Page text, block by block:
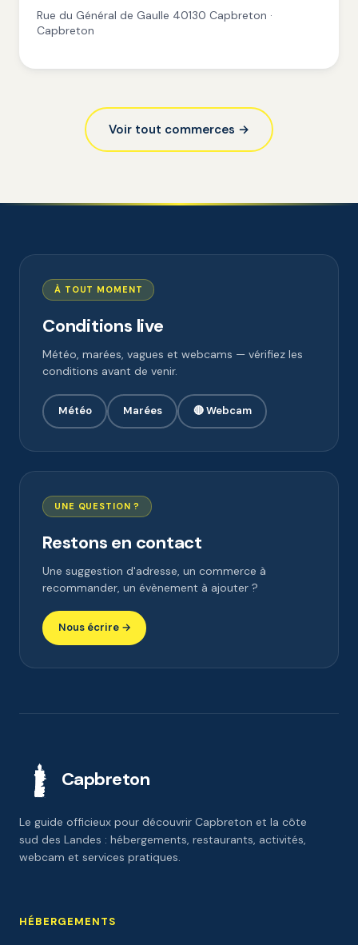
Rue du Général de Gaulle 40130 Capbreton ·
Capbreton
Voir tout commerces →
À TOUT MOMENT
Conditions live
Météo, marées, vagues et webcams — vérifiez les
conditions avant de venir.
Météo Marées 🔴 Webcam
UNE QUESTION ?
Restons en contact
Une suggestion d'adresse, un commerce à
recommander, un évènement à ajouter ?
Nous écrire →
Capbreton
Le guide officieux pour découvrir Capbreton et la côte
sud des Landes : hébergements, restaurants, activités,
webcam et services pratiques.
HÉBERGEMENTS